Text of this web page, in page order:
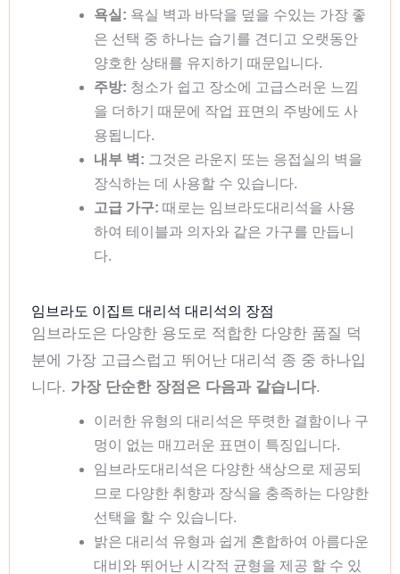
욕실: 욕실 벽과 바닥을 덮을 수있는 가장 좋
은 선택 중 하나는 습기를 견디고 오랫동안
양호한 상태를 유지하기 때문입니다.
주방: 청소가 쉽고 장소에 고급스러운 느낌
을 더하기 때문에 작업 표면의 주방에도 사
용됩니다.
내부 벽: 그것은 라운지 또는 응접실의 벽을
장식하는 데 사용할 수 있습니다.
고급 가구: 때로는 임브라도대리석을 사용
하여 테이블과 의자와 같은 가구를 만듭니
다.
임브라도 이집트 대리석 대리석의 장점
임브라도은 다양한 용도로 적합한 다양한 품질 덕
분에 가장 고급스럽고 뛰어난 대리석 종 중 하나입
니다. 가장 단순한 장점은 다음과 같습니다.
이러한 유형의 대리석은 뚜렷한 결함이나 구
멍이 없는 매끄러운 표면이 특징입니다.
임브라도대리석은 다양한 색상으로 제공되
므로 다양한 취향과 장식을 충족하는 다양한
선택을 할 수 있습니다.
밝은 대리석 유형과 쉽게 혼합하여 아름다운
대비와 뛰어난 시각적 균형을 제공 할 수 있